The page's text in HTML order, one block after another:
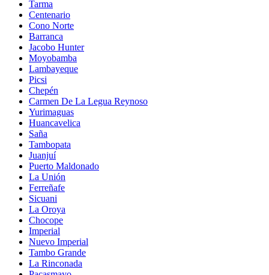
Tarma
Centenario
Cono Norte
Barranca
Jacobo Hunter
Moyobamba
Lambayeque
Picsi
Chepén
Carmen De La Legua Reynoso
Yurimaguas
Huancavelica
Saña
Tambopata
Juanjuí
Puerto Maldonado
La Unión
Ferreñafe
Sicuani
La Oroya
Chocope
Imperial
Nuevo Imperial
Tambo Grande
La Rinconada